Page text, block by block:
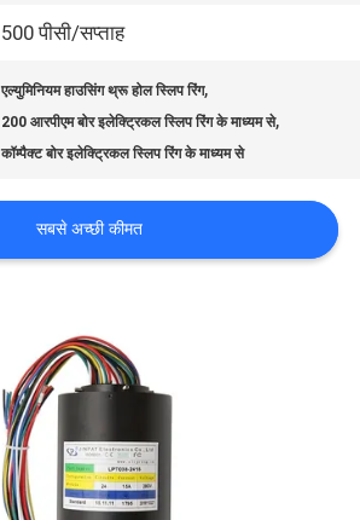
500 पीसी/सप्ताह
एल्युमिनियम हाउसिंग थ्रू होल स्लिप रिंग,
200 आरपीएम बोर इलेक्ट्रिकल स्लिप रिंग के माध्यम से,
कॉम्पैक्ट बोर इलेक्ट्रिकल स्लिप रिंग के माध्यम से
सबसे अच्छी कीमत